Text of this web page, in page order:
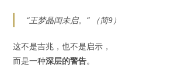
“王梦晶闺未启。” （简9）
这不是吉兆，也不是启示，
而是一种深层的警告。